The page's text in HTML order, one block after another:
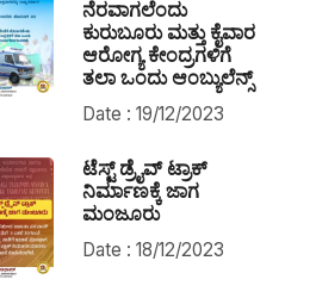
ನೆರವಾಗಲೆಂದು
ಕುರುಬೂರು ಮತ್ತು ಕೈವಾರ
ಆರೋಗ್ಯ ಕೇಂದ್ರಗಳಿಗೆ
ತಲಾ ಒಂದು ಆಂಬ್ಯುಲೆನ್ಸ್
Date : 19/12/2023
ಟೆಸ್ಟ್ ಡ್ರೈವ್ ಟ್ರಾಕ್
ನಿರ್ಮಾಣಕ್ಕೆ ಜಾಗ
ಮಂಜೂರು
Date : 18/12/2023